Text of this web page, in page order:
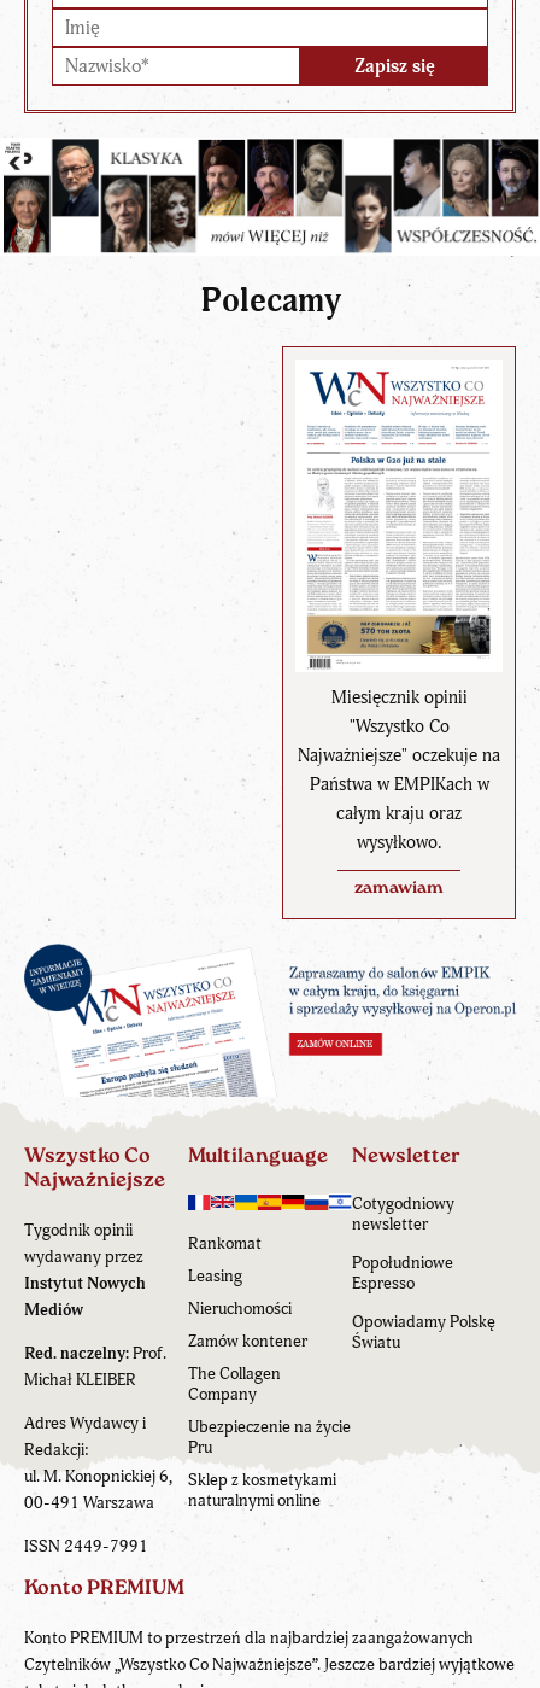
Polecamy
Miesięcznik opinii
"Wszystko Co
Najważniejsze" oczekuje na
Państwa w EMPIKach w
całym kraju oraz
wysyłkowo.
zamawiam
Wszystko Co
Najważniejsze
Tygodnik opinii
wydawany przez
Instytut Nowych
Mediów
Red. naczelny:Prof.
Michał KLEIBER
Adres Wydawcy i
Redakcji:
ul. M. Konopnickiej 6,
00-491 Warszawa
ISSN 2449-7991
Multilanguage
Rankomat
Leasing
Nieruchomości
Zamów kontener
The Collagen
Company
Ubezpieczenie na życie
Pru
Sklep z kosmetykami
naturalnymi online
Newsletter
Cotygodniowy
newsletter
Popołudniowe
Espresso
Opowiadamy Polskę
Światu
Konto PREMIUM
Konto PREMIUM to przestrzeń dla najbardziej zaangażowanych
Czytelników „Wszystko Co Najważniejsze”. Jeszcze bardziej wyjątkowe